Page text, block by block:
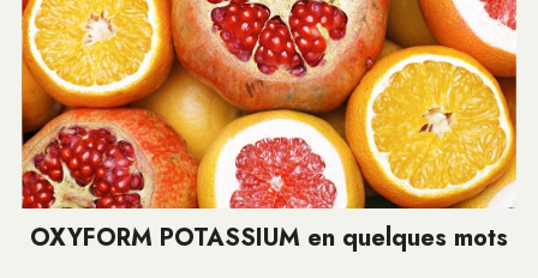
OXYFORM POTASSIUM en quelques mots